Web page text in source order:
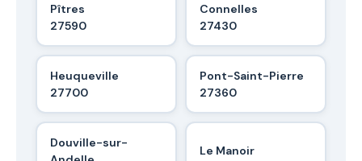
Pîtres
27590
Connelles
27430
Heuqueville
27700
Pont-Saint-Pierre
27360
Douville-sur-
Le Manoir